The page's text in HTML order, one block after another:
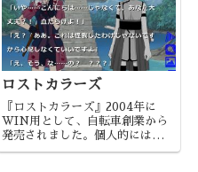
ロストカラーズ
『ロストカラーズ』2004年に
WIN用として、自転車創業から
発売されました。個人的には、自
転車創業の作品の中で、最も好き